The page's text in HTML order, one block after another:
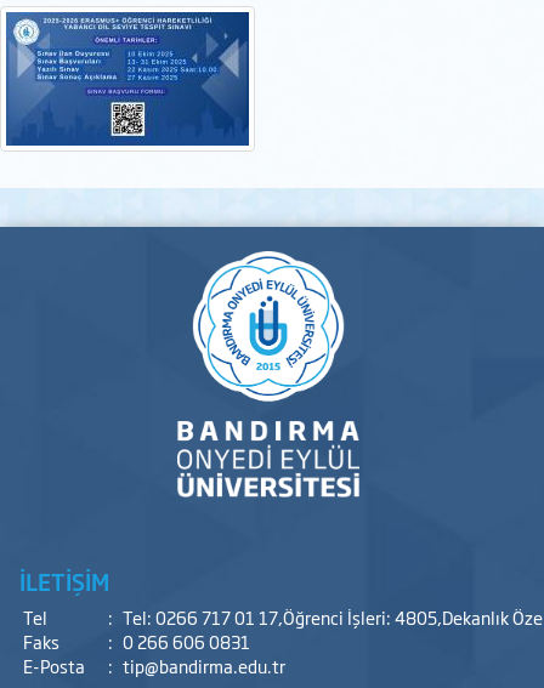
İLETİŞİM
Tel : Tel: 0266 717 01 17,Öğrenci İşleri: 4805,Dekanlık
Faks
: 0 266 606 0831
E-Posta
: tip@bandirma.edu.tr